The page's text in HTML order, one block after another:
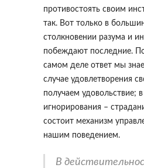
противостоять своим
так. Вот только в
столкновении разума и
побеждают последние.
самом деле ответ мы
случае удовлетворения
получаем удовольствие; в
игнорирования –
состоит механизм
нашим поведением.
В